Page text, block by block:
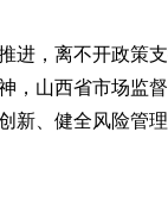
，离不开政策支
，山西省市场监
新、健全风险管